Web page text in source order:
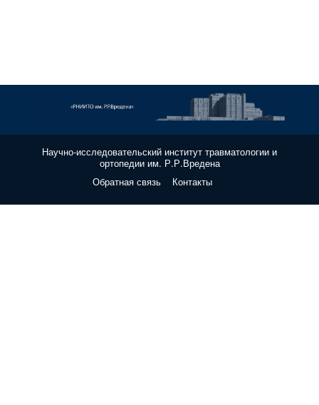
Научно-исследовательский институт травматологии и
ортопедии им. Р.Р.Вредена
Обратная связь
Контакты